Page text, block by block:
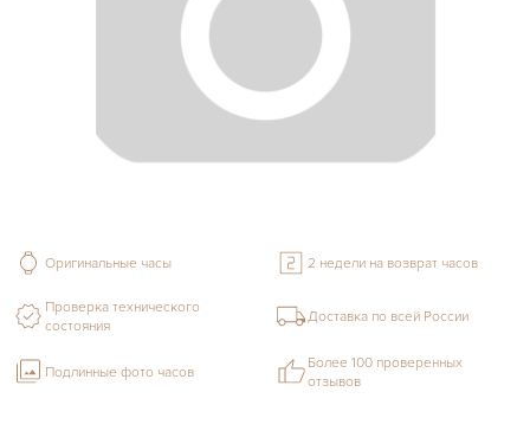
Оригинальные часы 2 недели на возврат часов
Проверка технического
состояния
Доставка по всей России
Подлинные фото часов
Более 100 проверенных
отзывов